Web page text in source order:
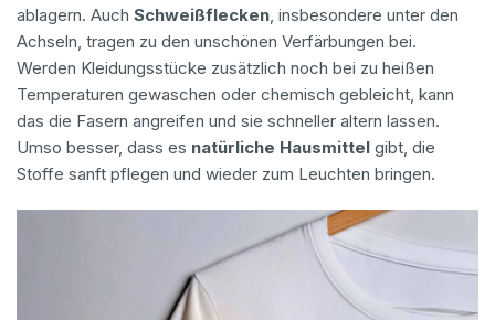
ablagern. Auch Schweißflecken , insbesondere unter den
Achseln, tragen zu den unschönen Verfärbungen bei.
Werden Kleidungsstücke zusätzlich noch bei zu heißen
Temperaturen gewaschen oder chemisch gebleicht, kann
das die Fasern angreifen und sie schneller altern lassen.
Umso besser, dass es natürliche Hausmittel gibt, die
Stoffe sanft pflegen und wieder zum Leuchten bringen.